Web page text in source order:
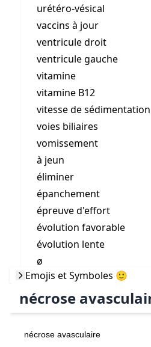
urétéro-vésical
vaccins à jour
ventricule droit
ventricule gauche
vitamine
vitamine B12
vitesse de sédimentation
voies biliaires
vomissement
à jeun
éliminer
épanchement
épreuve d'effort
évolution favorable
évolution lente
ø
Emojis et Symboles 🙂
nécrose
nécrose avasculaire